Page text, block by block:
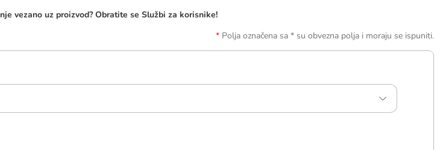
vezano uz proizvod? Obratite se Službi za korisnike!
Polja označena sa * su obvezna polja i moraju se ispuniti.